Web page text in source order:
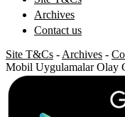
Archives
Contact us
Site T&Cs - Archives -
Mobil Uygulamalar Olay